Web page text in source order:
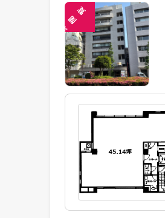
未
閲
覧